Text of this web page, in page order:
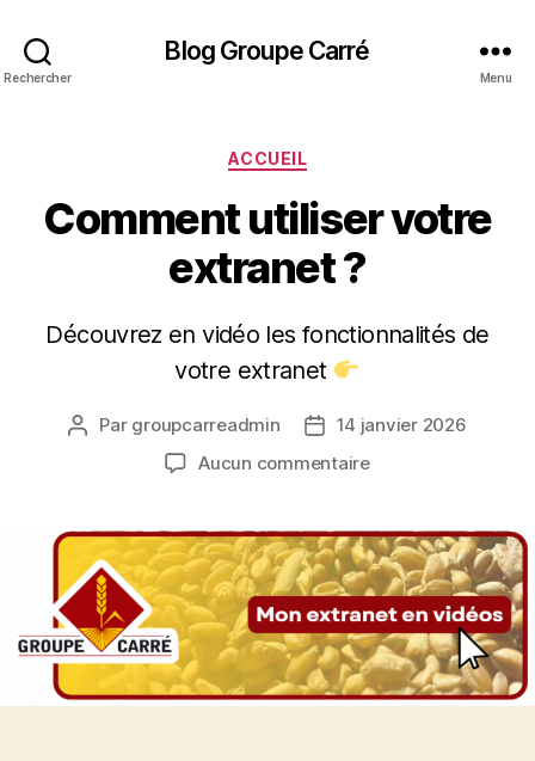
Rechercher
Blog Groupe Carré
Menu
Catégories
ACCUEIL
Comment utiliser votre
extranet ?
Découvrez en vidéo les fonctionnalités de
votre extranet
Auteur
Par groupcarreadmin
Date14 janvier 2026
Aucun commentairesur
votre
extranet
?